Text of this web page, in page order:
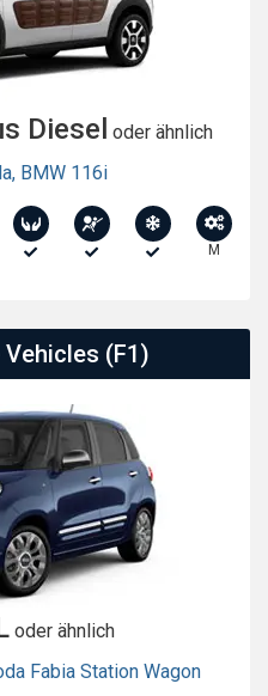
Diesel oder ähnlich
, BMW 116i
M
(F1)
oder ähnlich
Fabia Station Wagon